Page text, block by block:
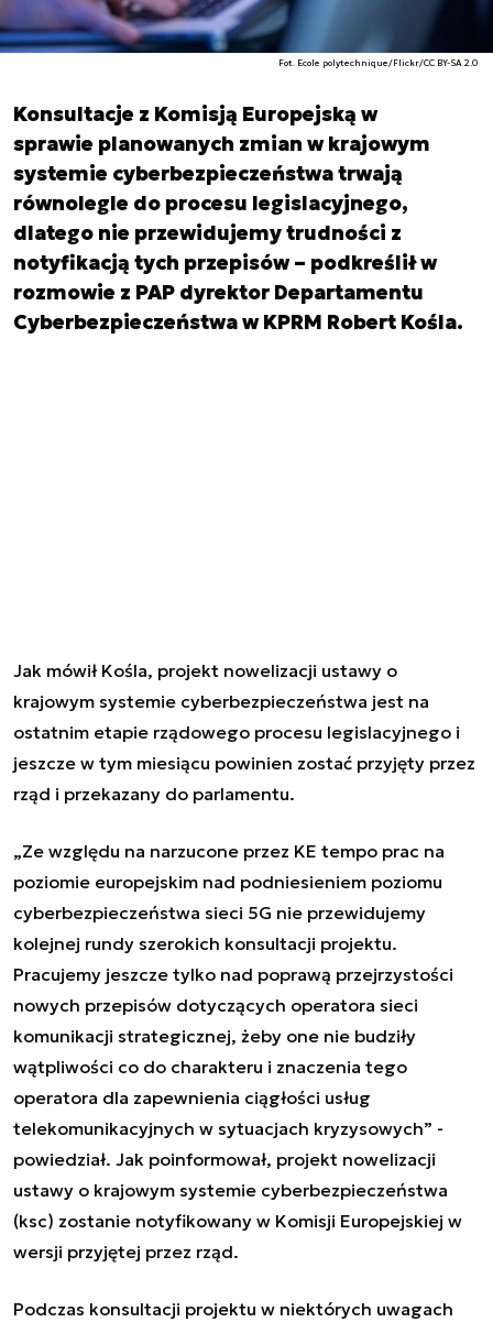
Fot. Ecole polytechnique/Flickr/CC BY-SA 2.0
Konsultacje z Komisją Europejską w
sprawie planowanych zmian w krajowym
systemie cyberbezpieczeństwa trwają
równolegle do procesu legislacyjnego,
dlatego nie przewidujemy trudności z
notyfikacją tych przepisów – podkreślił w
rozmowie z PAP dyrektor Departamentu
Cyberbezpieczeństwa w KPRM Robert Kośla.
Jak mówił Kośla, projekt nowelizacji ustawy o
krajowym systemie cyberbezpieczeństwa jest na
ostatnim etapie rządowego procesu legislacyjnego i
jeszcze w tym miesiącu powinien zostać przyjęty przez
rząd i przekazany do parlamentu.
„Ze względu na narzucone przez KE tempo prac na
poziomie europejskim nad podniesieniem poziomu
cyberbezpieczeństwa sieci 5G nie przewidujemy
kolejnej rundy szerokich konsultacji projektu.
Pracujemy jeszcze tylko nad poprawą przejrzystości
nowych przepisów dotyczących operatora sieci
komunikacji strategicznej, żeby one nie budziły
wątpliwości co do charakteru i znaczenia tego
operatora dla zapewnienia ciągłości usług
telekomunikacyjnych w sytuacjach kryzysowych” -
powiedział. Jak poinformował, projekt nowelizacji
ustawy o krajowym systemie cyberbezpieczeństwa
(ksc) zostanie notyfikowany w Komisji Europejskiej w
wersji przyjętej przez rząd.
Podczas konsultacji projektu w niektórych uwagach